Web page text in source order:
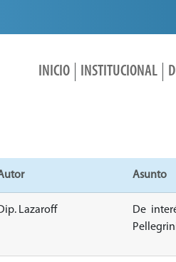
INICIO INSTITUCIONAL
Asunto
Lazaroff
De